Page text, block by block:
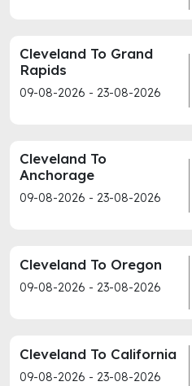
Cleveland To Grand
Rapids
09-08-2026 - 23-08-2026
Cleveland To
Anchorage
09-08-2026 - 23-08-2026
Cleveland To Oregon
09-08-2026 - 23-08-2026
Cleveland To California
09-08-2026 - 23-08-2026